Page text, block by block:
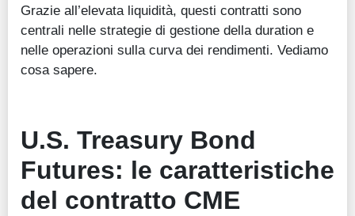
Grazie all’elevata liquidità, questi contratti sono
centrali nelle strategie di gestione della duration e
nelle operazioni sulla curva dei rendimenti. Vediamo
cosa sapere.
U.S. Treasury Bond
Futures: le caratteristiche
del contratto CME